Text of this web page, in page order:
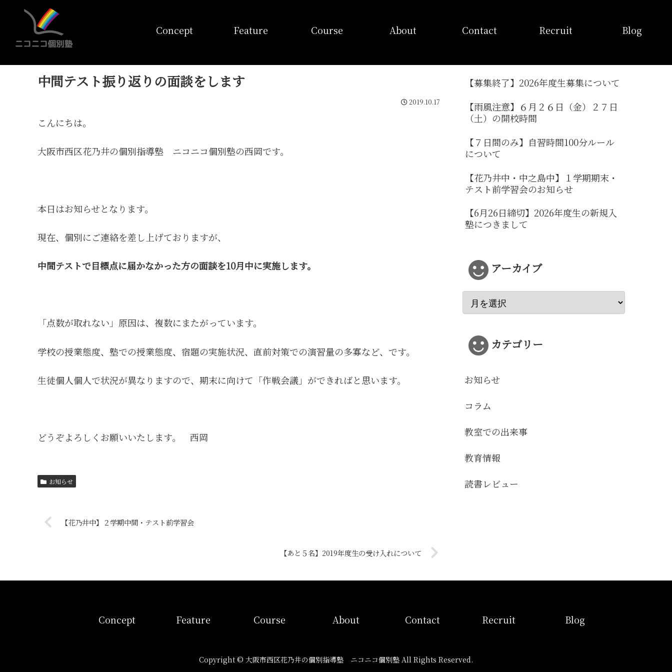
Concept
Feature
Course
About
Contact
Recruit
Blog
中間テスト振り返りの面談をします
2019.10.17
こんにちは。
大阪市西区花乃井の個別指導塾 ニコニコ個別塾の西岡です。
本日はお知らせとなります。
現在、個別にご連絡を差し上げておりますが、
中間テストで目標点に届かなかった方の面談を10月中に実施します。
「点数が取れない」原因は、複数にまたがっています。
学校の授業態度、塾での授業態度、宿題の実施状況、直前対策での演習量の多寡など、です。
生徒個人個人で状況が異なりますので、期末に向けて「作戦会議」ができればと思います。
どうぞよろしくお願いいたします。 西岡
お知らせ
【花乃井中】２学期中間・テスト前学習会
【あと５名】2019年度生の受け入れについて
【募集終了】2026年度生募集について
【雨風注意】６月２６日（金）２７日
（土）の開校時間
【７日間のみ】自習時間100分ルール
について
【花乃井中・中之島中】１学期期末・
テスト前学習会のお知らせ
【6月26日締切】2026年度生の新規入
塾につきまして
アーカイブ
カテゴリー
お知らせ
コラム
教室での出来事
教育情報
読書レビュー
Concept
Feature
Course
About
Contact
Recruit
Blog
Copyright © 大阪市西区花乃井の個別指導塾 ニコニコ個別塾 All Rights Reserved.